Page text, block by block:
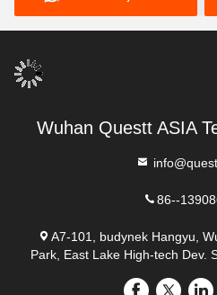
Wuhan Questt ASIA
86--
A7-101, budynek Hangyu,
Park, East Lake High-tech Dev.